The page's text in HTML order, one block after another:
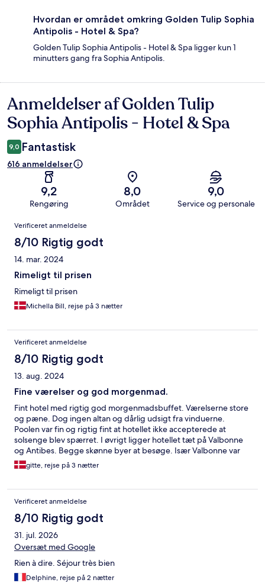
Hvordan er området omkring Golden Tulip Sophia
Antipolis - Hotel & Spa?
Golden Tulip Sophia Antipolis - Hotel & Spa ligger kun 1
minutters gang fra Sophia Antipolis.
Anmeldelser
Anmeldelser af Golden Tulip
Sophia Antipolis - Hotel & Spa
9,0 Fantastisk
616 anmeldelser
9,2
Rengøring
8,0
Området
9,0
Service og personale
Anmeldelser
Verificeret anmeldelse
8/10 Rigtig godt
14. mar. 2024
Rimeligt til prisen
Rimeligt til prisen
Michella Bill, rejse på 3 nætter
Verificeret anmeldelse
8/10 Rigtig godt
13. aug. 2024
Fine værelser og god morgenmad.
Fint hotel med rigtig god morgenmadsbuffet. Værelserne store
og pæne. Dog ingen altan og dårlig udsigt fra vinduerne.
Poolen var fin og rigtig fint at hotellet ikke accepterede at
solsenge blev spærret. I øvrigt ligger hotellet tæt på Valbonne
og Antibes. Begge skønne byer at besøge. Især Valbonne var
outstanding hyggelig
gitte, rejse på 3 nætter
Verificeret anmeldelse
8/10 Rigtig godt
31. jul. 2026
Oversæt med Google
Rien à dire. Séjour très bien
Delphine, rejse på 2 nætter